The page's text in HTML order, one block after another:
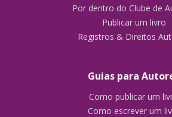
Por dentro do Clube de
Publicar um livro
Registros & Direitos
Guias para
Como publicar um
Como escrever um